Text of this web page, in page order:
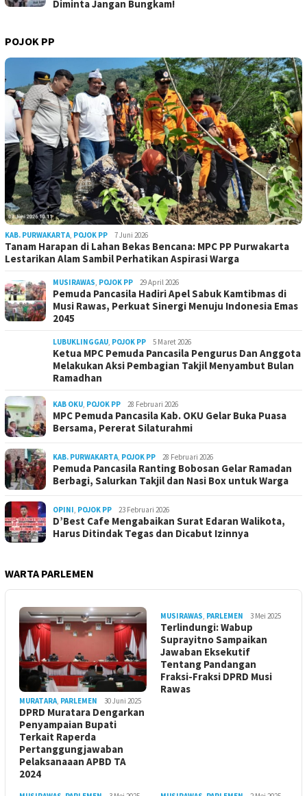
Diminta Jangan Bungkam!
POJOK PP
KAB. PURWAKARTA POJOK PP 7 Juni 2026
Tanam Harapan di Lahan Bekas Bencana: MPC PP Purwakarta
Lestarikan Alam Sambil Perhatikan Aspirasi Warga
MUSIRAWAS POJOK PP 29 April 2026
Pemuda Pancasila Hadiri Apel Sabuk Kamtibmas di
Musi Rawas, Perkuat Sinergi Menuju Indonesia Emas
2045
LUBUKLINGGAU POJOK PP 5 Maret 2026
Ketua MPC Pemuda Pancasila Pengurus Dan Anggota
Melakukan Aksi Pembagian Takjil Menyambut Bulan
Ramadhan
KAB OKU POJOK PP 28 Februari 2026
MPC Pemuda Pancasila Kab. OKU Gelar Buka Puasa
Bersama, Pererat Silaturahmi
KAB. PURWAKARTA POJOK PP 28 Februari 2026
Pemuda Pancasila Ranting Bobosan Gelar Ramadan
Berbagi, Salurkan Takjil dan Nasi Box untuk Warga
OPINI POJOK PP 23 Februari 2026
D’Best Cafe Mengabaikan Surat Edaran Walikota,
Harus Ditindak Tegas dan Dicabut Izinnya
WARTA PARLEMEN
MURATARA PARLEMEN 30 Juni 2025
DPRD Muratara Dengarkan
Penyampaian Bupati
Terkait Raperda
Pertanggungjawaban
Pelaksanaaan APBD TA
2024
MUSIRAWAS PARLEMEN 3 Mei 2025
Terlindungi: Wabup
Suprayitno Sampaikan
Jawaban Eksekutif
Tentang Pandangan
Fraksi-Fraksi DPRD Musi
Rawas